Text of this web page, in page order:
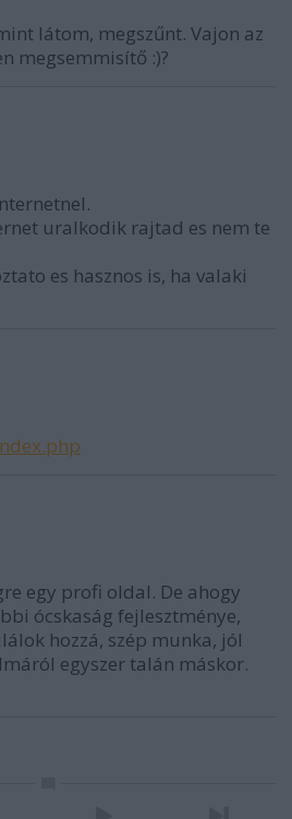
látom, megszűnt. Vajon az
megsemmisítő :)?
uralkodik rajtad es nem te
es hasznos is, ha valaki
egy profi oldal. De ahogy
ócskaság fejlesztménye,
hozzá, szép munka, jól
egyszer talán máskor.